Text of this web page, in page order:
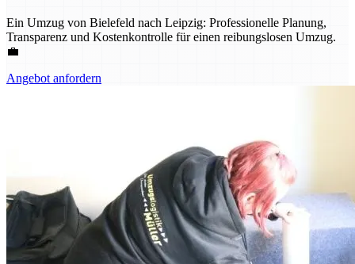
Ein Umzug von Bielefeld nach Leipzig: Professionelle Planung,
Transparenz und Kostenkontrolle für einen reibungslosen Umzug.
💼
Angebot anfordern